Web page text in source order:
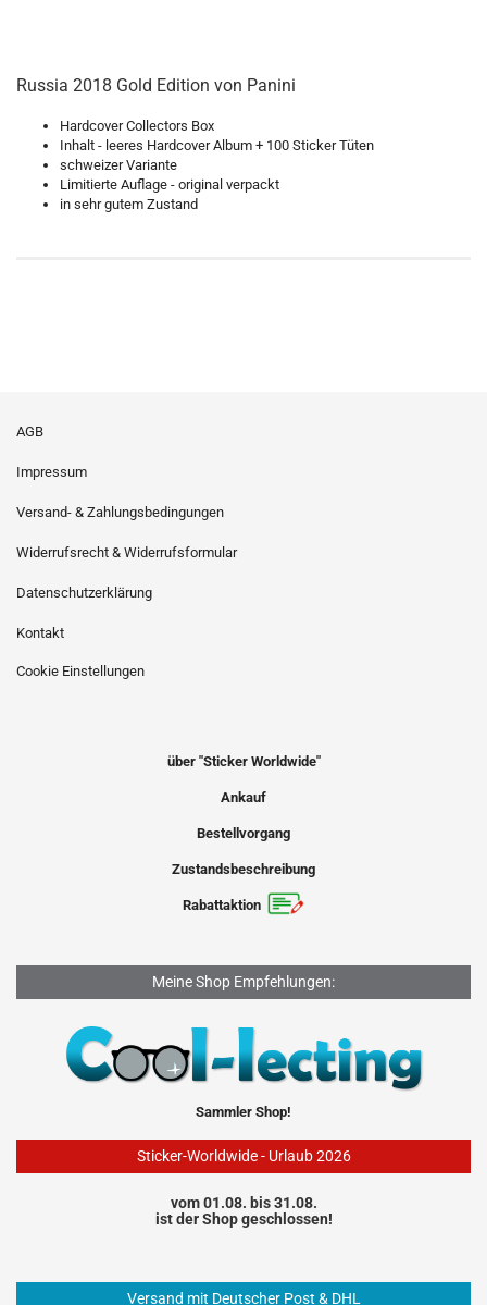
Russia 2018 Gold Edition von Panini
Hardcover Collectors Box
Inhalt - leeres Hardcover Album + 100 Sticker Tüten
schweizer Variante
Limitierte Auflage - original verpackt
in sehr gutem Zustand
AGB
Impressum
Versand- & Zahlungsbedingungen
Widerrufsrecht & Widerrufsformular
Datenschutzerklärung
Kontakt
Cookie Einstellungen
über "Sticker Worldwide"
Ankauf
Bestellvorgang
Zustandsbeschreibung
Rabattaktion
Meine Shop Empfehlungen:
Sammler Shop!
Sticker-Worldwide - Urlaub 2026
vom 01.08. bis 31.08.
ist der Shop geschlossen!
Versand mit Deutscher Post & DHL